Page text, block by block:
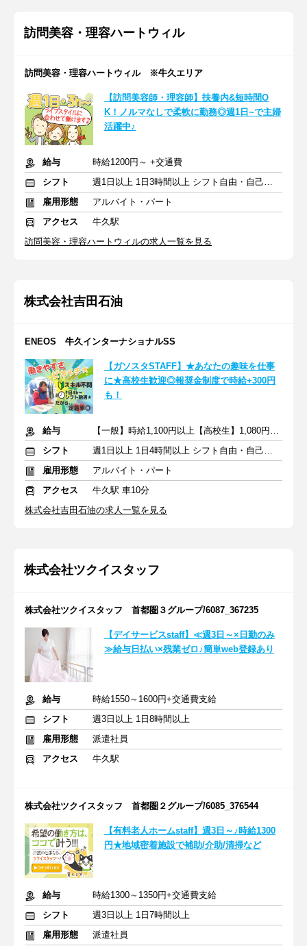
訪問美容・理容ハートウィル
訪問美容・理容ハートウィル ※牛久エリア
【訪問美容師・理容師】扶養内&短時間O
K！ノルマなしで柔軟に勤務◎週1日~で主婦
活躍中♪
給与
時給1200円～ +交通費
シフト
週1日以上 1日3時間以上 シフト自由・自己申告
雇用形態
アルバイト・パート
アクセス
牛久駅
訪問美容・理容ハートウィルの求人一覧を見る
株式会社吉田石油
ENEOS 牛久インターナショナルSS
【ガソスタSTAFF】★あなたの趣味を仕事
に★高校生歓迎◎報奨金制度で時給+300円
も！
給与
【一般】時給1,100円以上【高校生】1,080円以上＋交通費
シフト
週1日以上 1日4時間以上 シフト自由・自己申告
雇用形態
アルバイト・パート
アクセス
牛久駅 車10分
株式会社吉田石油の求人一覧を見る
株式会社ツクイスタッフ
株式会社ツクイスタッフ 首都圏３グループ/6087_367235
【デイサービスstaff】≪週3日～×日勤のみ
≫給与日払い×残業ゼロ♪簡単web登録あり
給与
時給1550～1600円+交通費支給
シフト
週3日以上 1日8時間以上
雇用形態
派遣社員
アクセス
牛久駅
株式会社ツクイスタッフ 首都圏２グループ/6085_376544
【有料老人ホームstaff】週3日～♪時給1300
円★地域密着施設で補助/介助/清掃など
給与
時給1300～1350円+交通費支給
シフト
週3日以上 1日7時間以上
雇用形態
派遣社員